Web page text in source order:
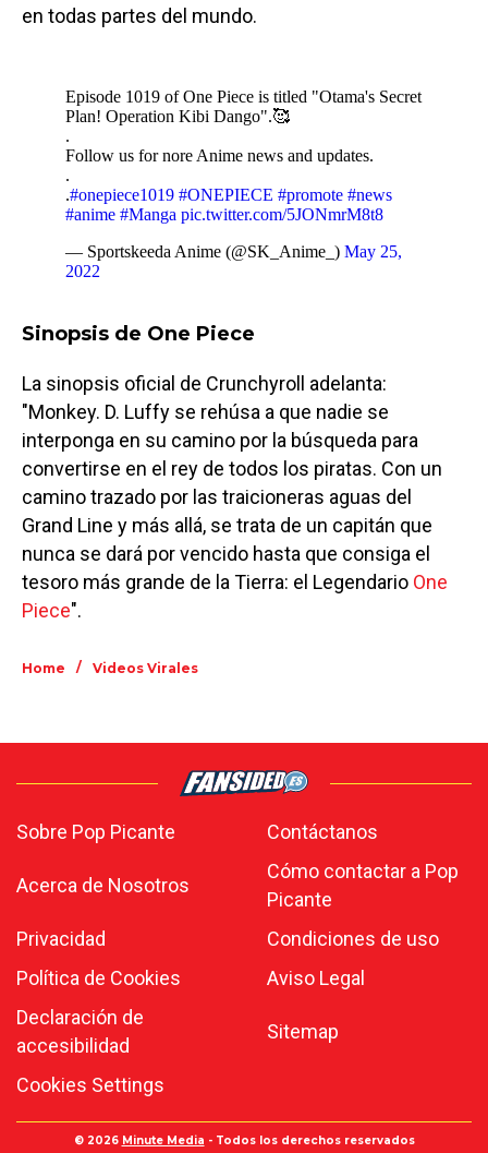
en todas partes del mundo.
Episode 1019 of One Piece is titled "Otama's Secret
Plan! Operation Kibi Dango".🥰
.
Follow us for nore Anime news and updates.
.
.#onepiece1019 #ONEPIECE #promote #news
#anime #Manga pic.twitter.com/5JONmrM8t8
— Sportskeeda Anime (@SK_Anime_) May 25,
2022
Sinopsis de One Piece
La sinopsis oficial de Crunchyroll adelanta:
"Monkey. D. Luffy se rehúsa a que nadie se
interponga en su camino por la búsqueda para
convertirse en el rey de todos los piratas. Con un
camino trazado por las traicioneras aguas del
Grand Line y más allá, se trata de un capitán que
nunca se dará por vencido hasta que consiga el
tesoro más grande de la Tierra: el Legendario One
Piece".
Home / Videos Virales
Sobre Pop Picante Contáctanos
Acerca de Nosotros
Cómo contactar a Pop
Picante
Privacidad
Condiciones de uso
Política de Cookies
Aviso Legal
Declaración de
accesibilidad
Sitemap
Cookies Settings
© 2026 Minute Media - Todos los derechos reservados